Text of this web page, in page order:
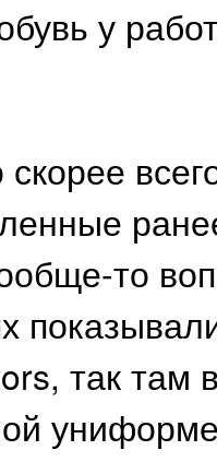
у
скорее
то
так там